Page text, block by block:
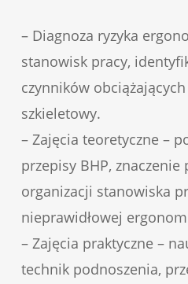
– Diagnoza ryzyka
stanowisk pracy,
czynników
szkieletowy.
– Zajęcia teoretyczne –
przepisy BHP, znaczenie
organizacji stanowiska
nieprawidłowej
– Zajęcia praktyczne –
technik podnoszenia,